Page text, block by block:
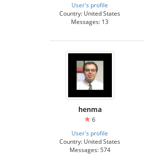
User's profile
Country: United States
Messages: 13
henma
6
User's profile
Country: United States
Messages: 574